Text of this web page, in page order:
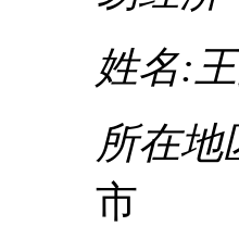
姓名:
所在地
市